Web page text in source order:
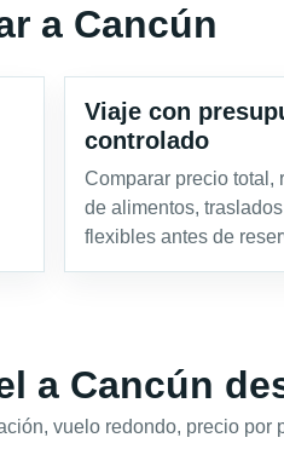
a Cancún
Viaje con
controlado
Comparar precio total,
de alimentos,
flexibles antes de
a Cancún
vuelo redondo, precio